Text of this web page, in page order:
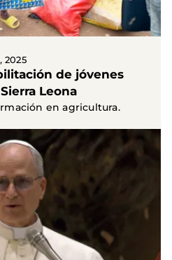
2025
de jóvenes
Leona
en agricultura.